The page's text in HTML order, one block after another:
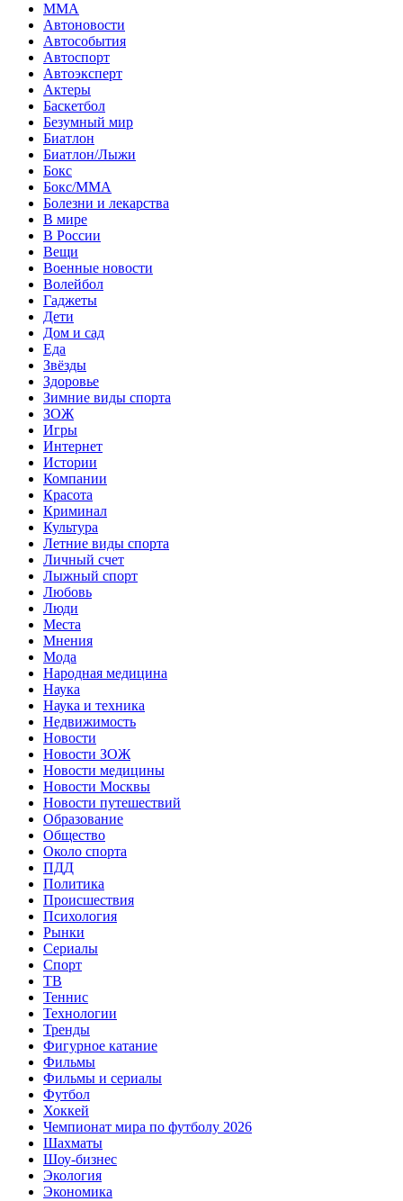
MMA
Автоновости
Автособытия
Автоспорт
Автоэксперт
Актеры
Баскетбол
Безумный мир
Биатлон
Биатлон/Лыжи
Бокс
Бокс/MMA
Болезни и лекарства
В мире
В России
Вещи
Военные новости
Волейбол
Гаджеты
Дети
Дом и сад
Еда
Звёзды
Здоровье
Зимние виды спорта
ЗОЖ
Игры
Интернет
Истории
Компании
Красота
Криминал
Культура
Летние виды спорта
Личный счет
Лыжный спорт
Любовь
Люди
Места
Мнения
Мода
Народная медицина
Наука
Наука и техника
Недвижимость
Новости
Новости ЗОЖ
Новости медицины
Новости Москвы
Новости путешествий
Образование
Общество
Около спорта
ПДД
Политика
Происшествия
Психология
Рынки
Сериалы
Спорт
ТВ
Теннис
Технологии
Тренды
Фигурное катание
Фильмы
Фильмы и сериалы
Футбол
Хоккей
Чемпионат мира по футболу 2026
Шахматы
Шоу-бизнес
Экология
Экономика